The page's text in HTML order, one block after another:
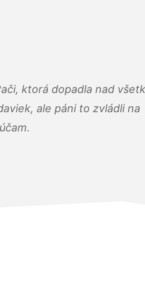
ktorá dopadla nad
ale páni to zvládli na